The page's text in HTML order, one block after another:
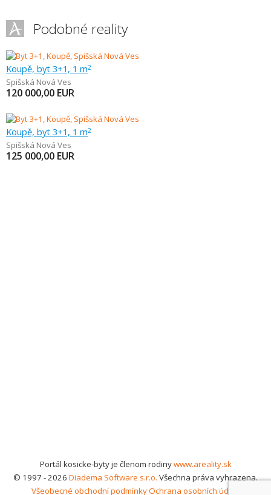
Podobné reality
Koupě, byt 3+1, 1 m2
Spišská Nová Ves
120 000,00 EUR
Koupě, byt 3+1, 1 m2
Spišská Nová Ves
125 000,00 EUR
Portál kosicke-byty je členom rodinywww.areality.sk
© 1997 - 2026 Diadema Software s.r.o. Všechna práva vyhrazena.
Všeobecné obchodní podmínkyOchrana osobních údajů